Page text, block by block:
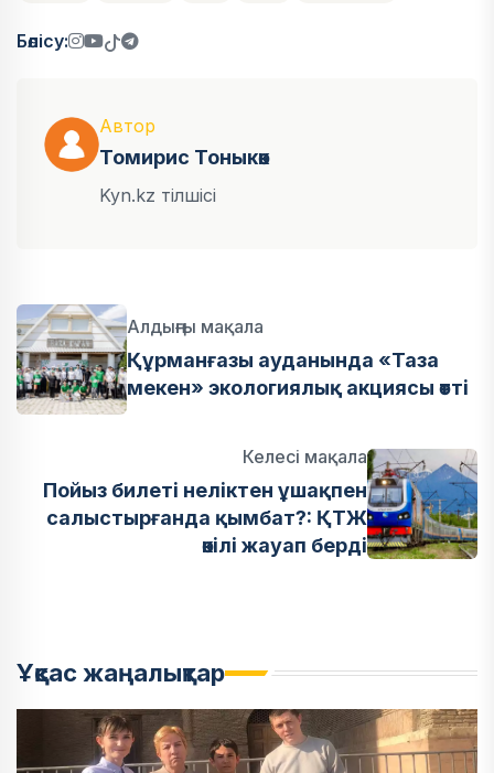
Бөлісу:
Автор
Томирис Тоныкөк
Kyn.kz тілшісі
Алдыңғы мақала
Құрманғазы ауданында «Таза
мекен» экологиялық акциясы өтті
Келесі мақала
Пойыз билеті неліктен ұшақпен
салыстырғанда қымбат?: ҚТЖ
өкілі жауап берді
Ұқсас жаңалықтар